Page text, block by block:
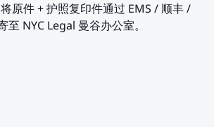
原件 + 护照复印件通过 EMS / 顺丰 /
至 NYC Legal 曼谷办公室。